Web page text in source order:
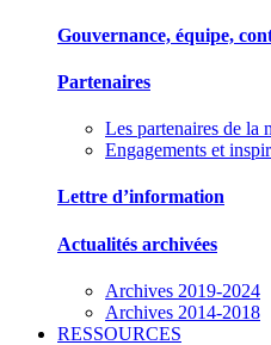
Gouvernance, équipe,
Partenaires
Les partenaires de
Engagements et
Lettre d’information
Actualités archivées
Archives 2019-2024
Archives 2014-2018
RESSOURCES